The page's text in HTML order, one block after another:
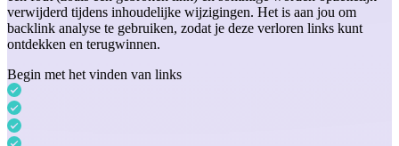
verwijderd tijdens inhoudelijke wijzigingen. Het is aan jou om
backlink analyse te gebruiken, zodat je deze verloren links kunt
ontdekken en terugwinnen.
Begin met het vinden van links